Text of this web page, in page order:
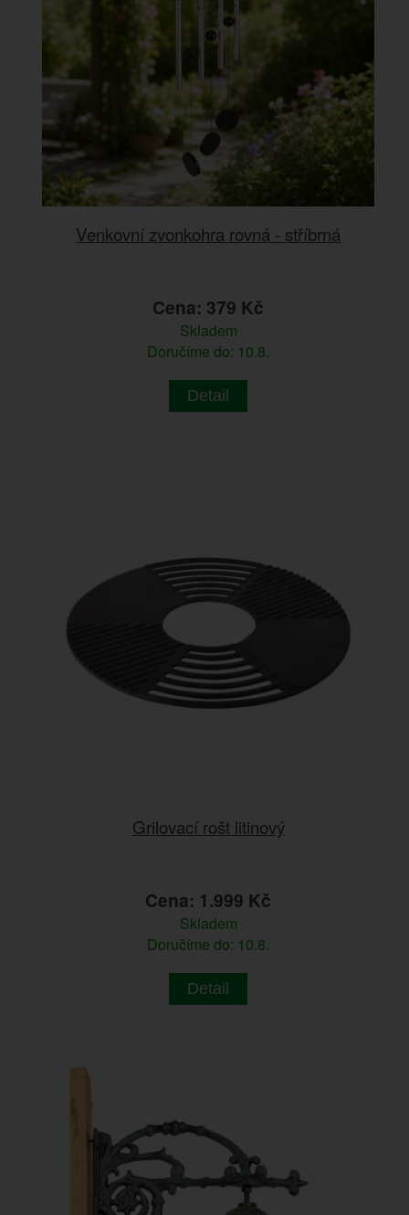
Venkovní zvonkohra rovná - stříbrná
Cena: 379 Kč
Skladem
Doručíme do: 10.8.
Detail
Grilovací rošt litinový
Cena: 1.999 Kč
Skladem
Doručíme do: 10.8.
Detail